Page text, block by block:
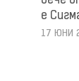
е
17 ЮНИ